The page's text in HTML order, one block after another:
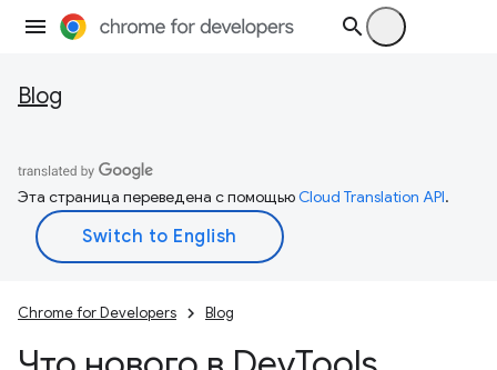
Blog
Эта страница переведена с помощьюCloud Translation API.
Chrome for Developers Blog